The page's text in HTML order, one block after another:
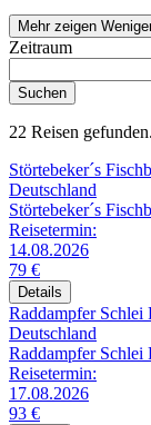
Mehr zeigen
Zeitraum
Suchen
22 Reisen gefunden.
Störtebeker´s
Deutschland
Störtebeker´s
Reisetermin:
14.08.2026
79 €
Details
Raddampfer
Deutschland
Raddampfer
Reisetermin:
17.08.2026
93 €